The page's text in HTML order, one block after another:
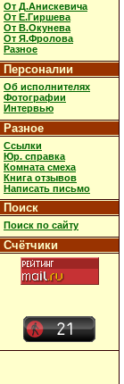
От Д.Анискевича
От Е.Гиршева
От В.Окунева
От Я.Фролова
Разное
Персоналии
Об исполнителях
Фотографии
Интервью
Разное
Ссылки
Юр. справка
Комната смеха
Книга отзывов
Написать письмо
Поиск
Поиск по сайту
Счётчики